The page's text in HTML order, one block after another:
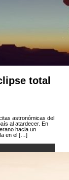
total
astronómicas del
al atardecer. En
hacia un
en el […]